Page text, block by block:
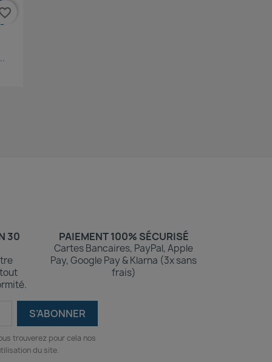
30
PAIEMENT 100% SÉCURISÉ
Cartes Bancaires, PayPal, Apple
Pay, Google Pay & Klarna (3x sans
frais)
trouverez pour cela nos
du site.